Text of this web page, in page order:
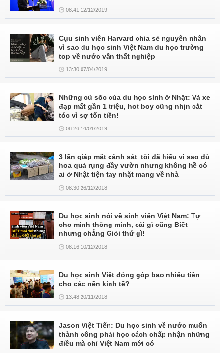
08:41 12/12/2019
Cụu sinh viên Harvard chia sẻ nguyên nhân
vì sao du học sinh Việt Nam du học trường
top về nước vẫn thất nghiệp
13:30 07/04/2019
Những cú sốc của du học sinh ở Nhật: Vá xe
đạp mất gần 1 triệu, hot boy cũng nhịn cắt
tóc vì sợ tốn tiền!
08:26 14/01/2019
3 lần giáp mặt cảnh sát, tôi đã hiểu vì sao dù
hoa quả rụng đầy vườn nhưng không hề có
ai ở Nhật tiện tay nhặt mang về nhà
08:30 26/12/2018
Du học sinh nói về sinh viên Việt Nam: Tự
cho mình thông minh, cái gì cũng Biết
nhưng chẳng Giỏi thứ gì!
08:16 10/12/2018
Du học sinh Việt đóng góp bao nhiêu tiền
cho các nền kinh tế?
13:48 20/11/2018
Jason Việt Tiến: Du học sinh về nước muốn
thành công phải học cách chấp nhận những
điều mà chỉ Việt Nam mới có